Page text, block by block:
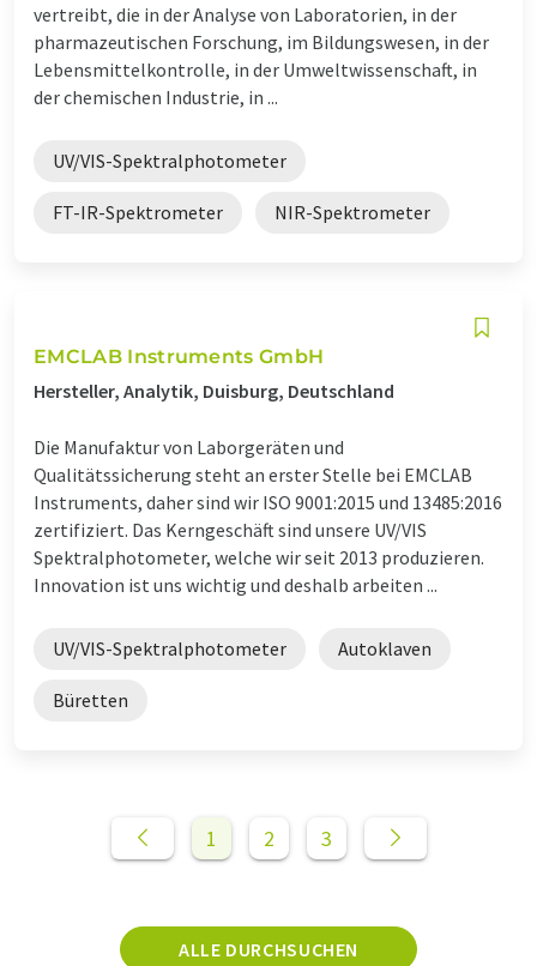
vertreibt, die in der Analyse von Laboratorien, in der
pharmazeutischen Forschung, im Bildungswesen, in der
Lebensmittelkontrolle, in der Umweltwissenschaft, in
der chemischen Industrie, in ...
UV/VIS-Spektralphotometer
FT-IR-Spektrometer NIR-Spektrometer
EMCLAB Instruments GmbH
Hersteller, Analytik, Duisburg, Deutschland
Die Manufaktur von Laborgeräten und
Qualitätssicherung steht an erster Stelle bei EMCLAB
Instruments, daher sind wir ISO 9001:2015 und 13485:2016
zertifiziert. Das Kerngeschäft sind unsere UV/VIS
Spektralphotometer, welche wir seit 2013 produzieren.
Innovation ist uns wichtig und deshalb arbeiten ...
UV/VIS-Spektralphotometer Autoklaven
Büretten
1 2 3
ALLE DURCHSUCHEN